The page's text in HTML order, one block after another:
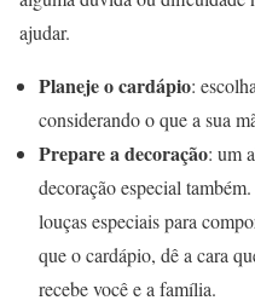
ajudar.
Planeje o cardápio:
considerando o que a sua
Prepare a decoração: um
decoração especial
louças especiais para
que o cardápio, dê a cara
recebe você e a família.